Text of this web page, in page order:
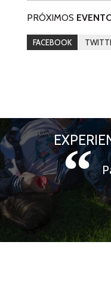
PRÓXIMOS
FACEBOOK
“